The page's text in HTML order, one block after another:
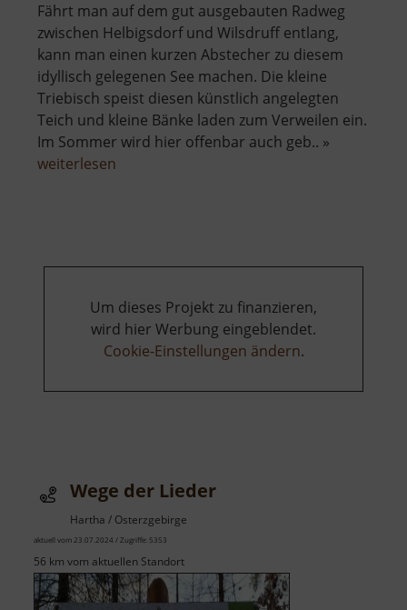
Fährt man auf dem gut ausgebauten Radweg
zwischen Helbigsdorf und Wilsdruff entlang,
kann man einen kurzen Abstecher zu diesem
idyllisch gelegenen See machen. Die kleine
Triebisch speist diesen künstlich angelegten
Teich und kleine Bänke laden zum Verweilen ein.
Im Sommer wird hier offenbar auch geb.. »
weiterlesen
Triebisch
Um dieses Projekt zu finanzieren,
wird hier Werbung eingeblendet.
Cookie-Einstellungen ändern.
Wege der Lieder
Hartha / Osterzgebirge
aktuell vom 23.07.2024 / Zugriffe: 5353
56 km vom aktuellen Standort